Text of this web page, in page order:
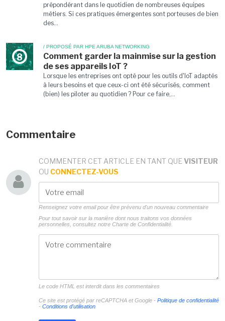
prépondérant dans le quotidien de nombreuses équipes
métiers. Si ces pratiques émergentes sont porteuses de bien
des...
8
/ PROPOSÉ PAR HPE ARUBA NETWORKING
Comment garder la mainmise sur la gestion
de ses appareils IoT ?
Lorsque les entreprises ont opté pour les outils d'IoT adaptés
à leurs besoins et que ceux-ci ont été sécurisés, comment
(bien) les piloter au quotidien ? Pour ce faire,...
Commentaire
COMMENTER CET ARTICLE EN TANT QUE VISITEUR
OU CONNECTEZ-VOUS
Renseignez votre email pour être prévenu d'un nouveau commentaire
Pour tout savoir sur la manière dont nous traitons vos données
personnelles, consultez notre Charte de Confidentialité.
Le code HTML est interdit dans les commentaires
Ce site est protégé par reCAPTCHA et Google - Politique de confidentialité
- Conditions d'utilisation